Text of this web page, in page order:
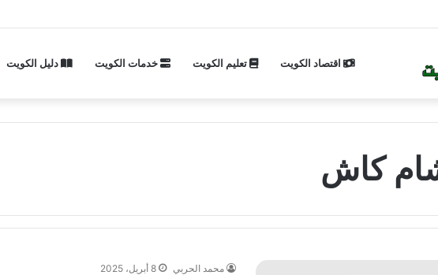
اقتصاد الكويت تعليم الكويت خدمات الكويت دليل الكويت
كاش
محمد الحربي 8 أبريل، 2025